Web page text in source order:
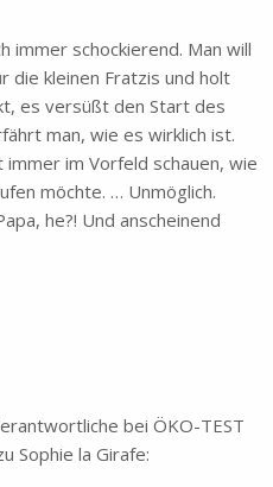
immer schockierend. Man will
die kleinen Fratzis und holt
es versüßt den Start des
man, wie es wirklich ist.
immer im Vorfeld schauen, wie
möchte. … Unmöglich.
he?! Und anscheinend
bei ÖKO-TEST
Sophie la Girafe: